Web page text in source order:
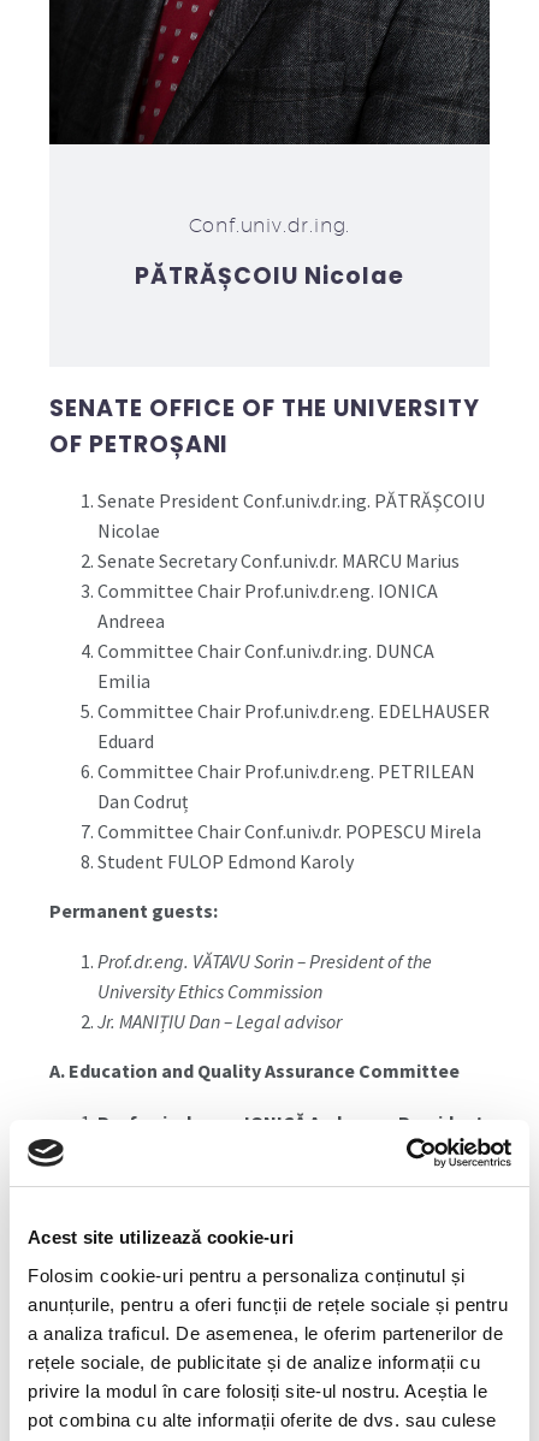
Acest site utilizează cookie-uri
Folosim cookie-uri pentru a personaliza conținutul și
anunțurile, pentru a oferi funcții de rețele sociale și pentru
a analiza traficul. De asemenea, le oferim partenerilor de
rețele sociale, de publicitate și de analize informații cu
privire la modul în care folosiți site-ul nostru. Aceștia le
pot combina cu alte informații oferite de dvs. sau culese
Conf.univ.dr.ing.
PĂTRĂȘCOIU Nicolae
SENATE OFFICE OF THE UNIVERSITY
OF PETROȘANI
Senate President Conf.univ.dr.ing. PĂTRĂȘCOIU
Nicolae
Senate Secretary Conf.univ.dr. MARCU Marius
Committee Chair Prof.univ.dr.eng. IONICA
Andreea
Committee Chair Conf.univ.dr.ing. DUNCA
Emilia
Committee Chair Prof.univ.dr.eng. EDELHAUSER
Eduard
Committee Chair Prof.univ.dr.eng. PETRILEAN
Dan Codruț
Committee Chair Conf.univ.dr. POPESCU Mirela
Student FULOP Edmond Karoly
Permanent guests:
Prof.dr.eng. VĂTAVU Sorin – President of the
University Ethics Commission
Jr. MANIȚIU Dan – Legal advisor
A. Education and Quality Assurance Committee
Prof.univ.dr.eng. IONICĂ Andreea – President
Conf.univ.dr.ec. DURA Codruța
Stud. PORUSNIUC C-tin Adrian
Stud. HOTEA Estera
B. Scientific Research Committee
Prof.dr.eng. DUNCA Emilia – President
Prof.dr.eng. PRAPORGESCU Gabriel
Lecturer. PRODANCIUC Robert